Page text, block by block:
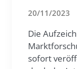
20/11/2023
Die
sofort